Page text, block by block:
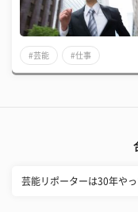
#芸能 #仕事
芸能リポーターは30年や